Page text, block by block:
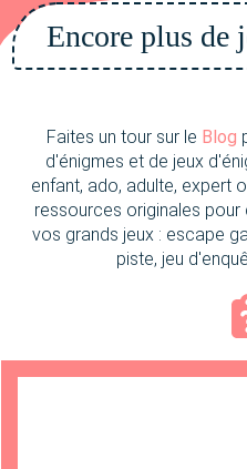
Encore plus de
Faites un tour sur le Blog
d'énigmes et de jeux
enfant, ado, adulte, expert
ressources originales
vos grands jeux : escape
piste, jeu